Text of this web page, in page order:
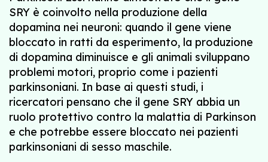
SRY è coinvolto nella produzione della
dopamina nei neuroni: quando il gene viene
bloccato in ratti da esperimento, la produzione
di dopamina diminuisce e gli animali sviluppano
problemi motori, proprio come i pazienti
parkinsoniani. In base ai questi studi, i
ricercatori pensano che il gene SRY abbia un
ruolo protettivo contro la malattia di Parkinson
e che potrebbe essere bloccato nei pazienti
parkinsoniani di sesso maschile.